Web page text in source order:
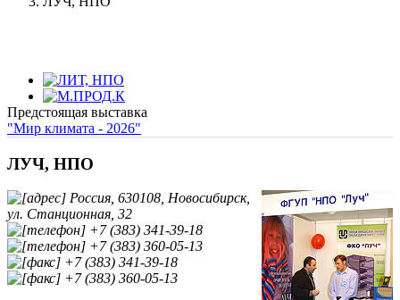
Предстоящая выставка
"Мир климата - 2026"
ЛУЧ, НПО
Россия, 630108, Новосибирск,
ул. Станционная, 32
+7 (383) 341-39-18
+7 (383) 360-05-13
+7 (383) 341-39-18
+7 (383) 360-05-13